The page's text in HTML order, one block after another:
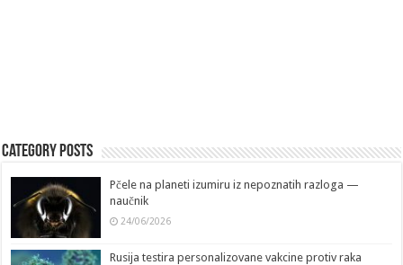
Category Posts
Pčele na planeti izumiru iz nepoznatih razloga —
naučnik
24/06/2026
Rusija testira personalizovane vakcine protiv raka